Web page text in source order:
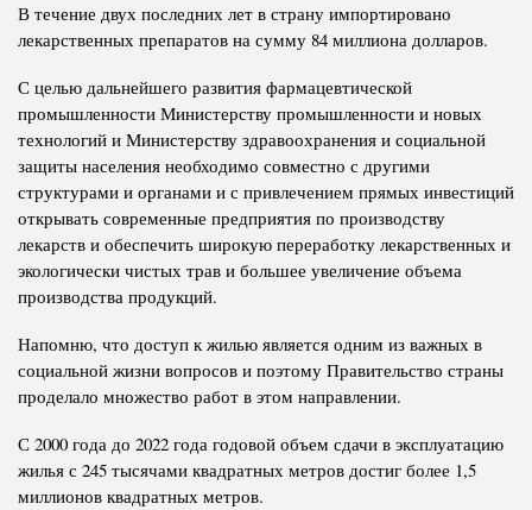
В течение двух последних лет в страну импортировано
лекарственных препаратов на сумму 84 миллиона долларов.
С целью дальнейшего развития фармацевтической
промышленности Министерству промышленности и новых
технологий и Министерству здравоохранения и социальной
защиты населения необходимо совместно с другими
структурами и органами и с привлечением прямых инвестиций
открывать современные предприятия по производству
лекарств и обеспечить широкую переработку лекарственных и
экологически чистых трав и большее увеличение объема
производства продукций.
Напомню, что доступ к жилью является одним из важных в
социальной жизни вопросов и поэтому Правительство страны
проделало множество работ в этом направлении.
С 2000 года до 2022 года годовой объем сдачи в эксплуатацию
жилья с 245 тысячами квадратных метров достиг более 1,5
миллионов квадратных метров.